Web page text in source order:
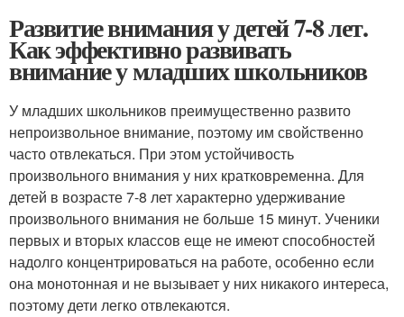
Развитие внимания у детей 7-8 лет.
Как эффективно развивать
внимание у младших школьников
У младших школьников преимущественно развито
непроизвольное внимание, поэтому им свойственно
часто отвлекаться. При этом устойчивость
произвольного внимания у них кратковременна. Для
детей в возрасте 7-8 лет характерно удерживание
произвольного внимания не больше 15 минут. Ученики
первых и вторых классов еще не имеют способностей
надолго концентрироваться на работе, особенно если
она монотонная и не вызывает у них никакого интереса,
поэтому дети легко отвлекаются.